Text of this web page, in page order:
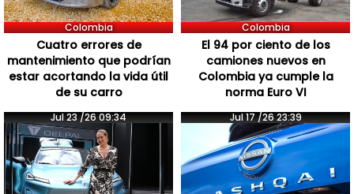
Colombia
Cuatro errores de
mantenimiento que podrían
estar acortando la vida útil
de su carro
Colombia
El 94 por ciento de los
camiones nuevos en
Colombia ya cumple la
norma Euro VI
Jul 23 /26 09:34 Jul 17 /26 23:39